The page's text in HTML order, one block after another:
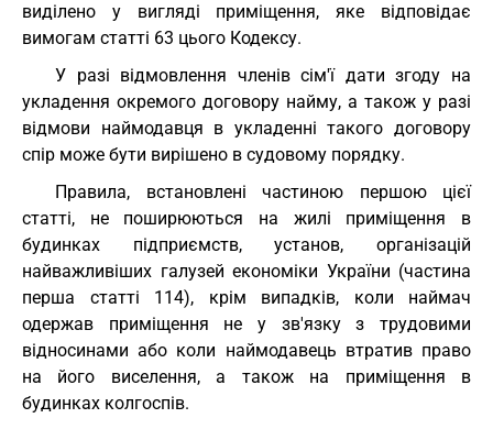
виділено у вигляді приміщення, яке відповідає
вимогам статті 63 цього Кодексу.
У разі відмовлення членів сім'ї дати згоду на
укладення окремого договору найму, а також у разі
відмови наймодавця в укладенні такого договору
спір може бути вирішено в судовому порядку.
Правила, встановлені частиною першою цієї
статті, не поширюються на жилі приміщення в
будинках підприємств, установ, організацій
найважливіших галузей економіки України (частина
перша статті 114), крім випадків, коли наймач
одержав приміщення не у зв'язку з трудовими
відносинами або коли наймодавець втратив право
на його виселення, а також на приміщення в
будинках колгоспів.